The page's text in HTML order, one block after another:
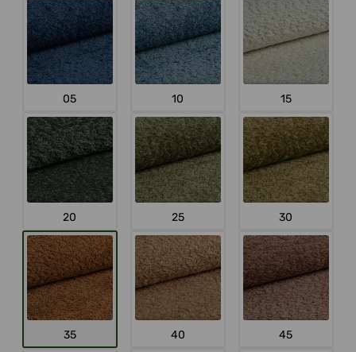
05 10 15
20 25 30
35 40 45